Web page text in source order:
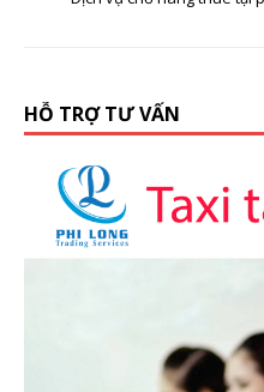
HỖ TRỢ TƯ VẤN